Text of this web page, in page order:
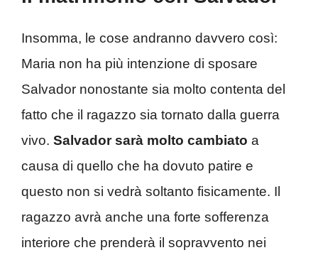
Insomma, le cose andranno davvero così:
Maria non ha più intenzione di sposare
Salvador nonostante sia molto contenta del
fatto che il ragazzo sia tornato dalla guerra
vivo. Salvador sarà molto cambiato a
causa di quello che ha dovuto patire e
questo non si vedrà soltanto fisicamente. Il
ragazzo avrà anche una forte sofferenza
interiore che prenderà il sopravvento nei